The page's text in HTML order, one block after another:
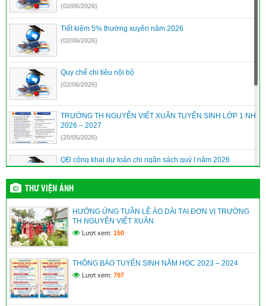
(02/06/2026)
Tiết kiệm 5% thường xuyên năm 2026
(02/06/2026)
Quy chế chi tiêu nội bộ
(02/06/2026)
TRƯỜNG TH NGUYỄN VIẾT XUÂN TUYỂN SINH LỚP 1 NH
2026 – 2027
(20/05/2026)
QĐ công khai dự toán chi ngân sách quý I năm 2026
(10/04/2026)
Quyết định phê duyệt danh sách hưởng chế độ học kỳ II năm
học 2025-2026
(10/04/2026)
THƯ VIỆN ẢNH
HƯỞNG ỨNG TUẦN LỄ ÁO DÀI TẠI ĐƠN VỊ TRƯỜNG
TH NGUYỄN VIẾT XUÂN
Lượt xem: 150
THÔNG BÁO TUYỂN SINH NĂM HỌC 2023 – 2024
Lượt xem: 797